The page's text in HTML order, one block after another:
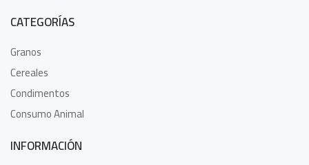
CATEGORÍAS
Granos
Cereales
Condimentos
Consumo Animal
INFORMACIÓN